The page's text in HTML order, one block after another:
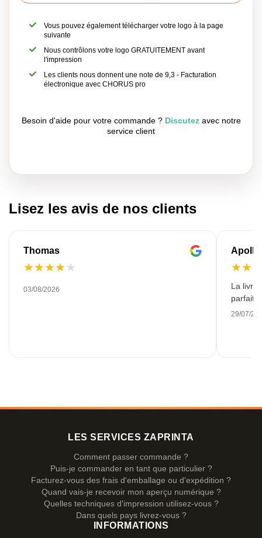
Vous pouvez également télécharger votre logo à la page
suivante
Nous contrôlons votre logo GRATUITEMENT avant
l'impression
Les clients nous donnent une note de 9,3 - Facturation
électronique avec CHORUS pro
Besoin d'aide pour votre commande ? Discutezavec notre
service client
Lisez les avis de nos clients
Thomas
★★★★★
03/08/2026
★★
La
29/07/
LES SERVICES ZAPRINTA
Comment passer commande ?
Puis-je commander en tant que particulier ?
Facturez-vous des frais d'emballage ou d'expédition ?
Quand vais-je recevoir mon aperçu numérique ?
Quelles techniques d'impression utilisez-vous ?
Dans quels pays livrez-vous ?
INFORMATIONS